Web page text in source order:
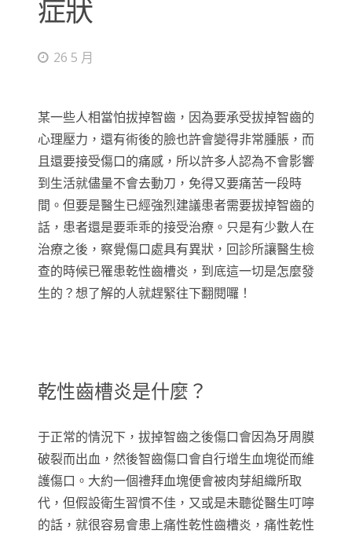
症狀
26 5 月
某一些人相當怕拔掉智齒，因為要承受拔掉智齒的
心理壓力，還有術後的臉也許會變得非常腫脹，而
且還要接受傷口的痛感，所以許多人認為不會影響
到生活就儘量不會去動刀，免得又要痛苦一段時
間。但要是醫生已經強烈建議患者需要拔掉智齒的
話，患者還是要乖乖的接受治療。只是有少數人在
治療之後，察覺傷口處具有異狀，回診所讓醫生檢
查的時候已罹患乾性齒槽炎，到底這一切是怎麼發
生的？想了解的人就趕緊往下翻閱囉！
乾性齒槽炎是什麼？
于正常的情況下，拔掉智齒之後傷口會因為牙周膜
破裂而出血，然後智齒傷口會自行增生血塊從而維
護傷口。大約一個禮拜血塊便會被肉芽組織所取
代，但假設衛生習慣不佳，又或是未聽從醫生叮嚀
的話，就很容易會患上痛性乾性齒槽炎，痛性乾性